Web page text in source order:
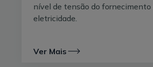
nível de tensão do fornecimento
eletricidade.
Ver Mais